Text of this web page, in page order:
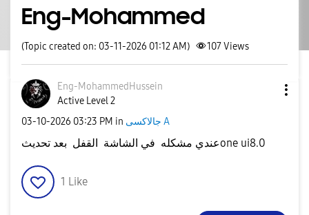
Eng-Mohammed
(Topic created on: 03-11-2026 01:12 AM) 107Views
Eng-MohammedHussein
Active Level 2
‎03-10-2026 03:23 PM in جالاكسى A
عندي مشكله في الشاشة القفل بعد تحديثone ui8.0
1 Like